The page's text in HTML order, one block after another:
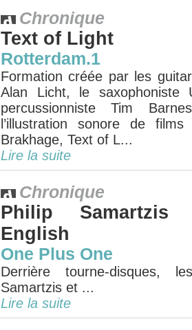
Chronique
Text of Light
Rotterdam.1
Formation créée par les
Alan Licht, le saxophoniste
percussionniste Tim
l’illustration sonore de
Brakhage, Text of L...
Lire la suite
Chronique
Philip Samartzis
English
One Plus One
Derrière tourne-disques,
Samartzis et ...
Lire la suite